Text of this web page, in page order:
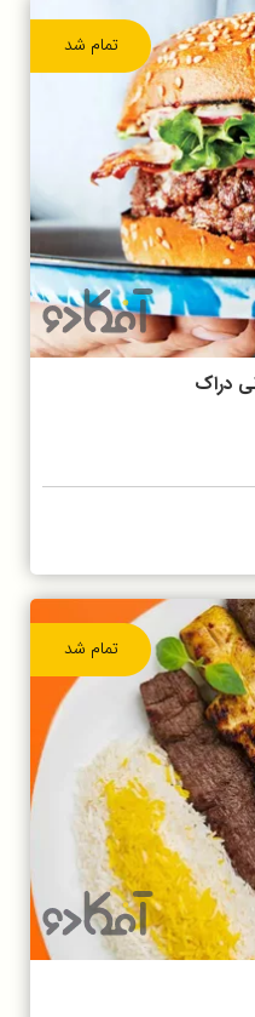
تمام شد
تمام شد